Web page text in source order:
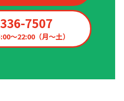
7507
〜22:00（月〜土）